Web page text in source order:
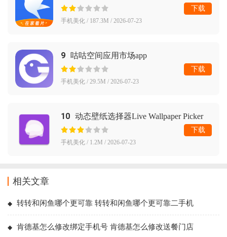
手机美化 / 187.3M / 2026-07-23
下载
9 咕咕空间应用市场app
手机美化 / 29.5M / 2026-07-23
下载
10 动态壁纸选择器Live Wallpaper Picker
手机美化 / 1.2M / 2026-07-23
下载
相关文章
转转和闲鱼哪个更可靠 转转和闲鱼哪个更可靠二手机
肯德基怎么修改绑定手机号 肯德基怎么修改送餐门店